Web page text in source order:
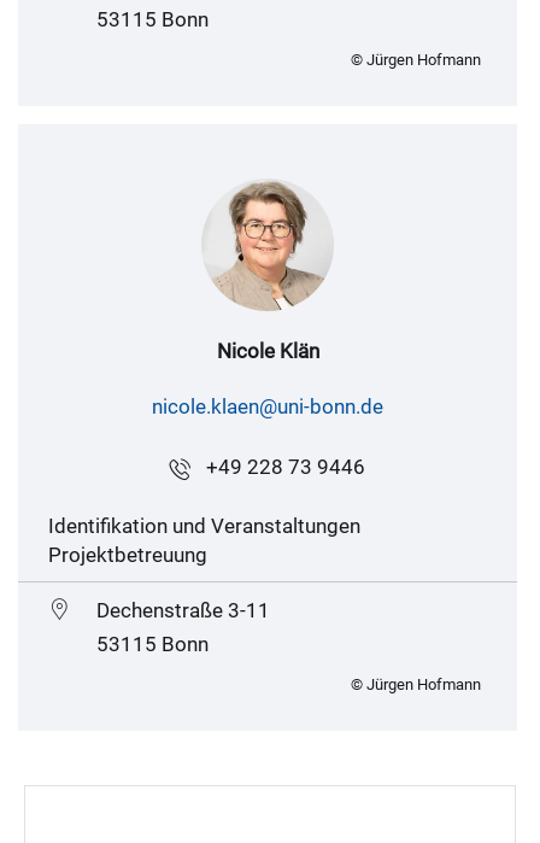
53115 Bonn
© Jürgen Hofmann
Nicole Klän
nicole.klaen@uni-bonn.de
+49 228 73 9446
Identifikation und Veranstaltungen
Projektbetreuung
Dechenstraße 3-11
53115 Bonn
© Jürgen Hofmann